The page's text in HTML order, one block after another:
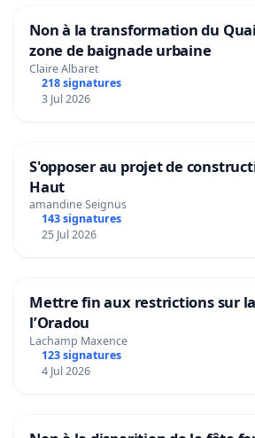
Non à la transformation du
zone de baignade urbaine
Claire Albaret
218 signatures
3 Jul 2026
S'opposer au projet de
Haut
amandine Seignus
143 signatures
25 Jul 2026
Mettre fin aux restrictions sur
l’Oradou
Lachamp Maxence
123 signatures
4 Jul 2026